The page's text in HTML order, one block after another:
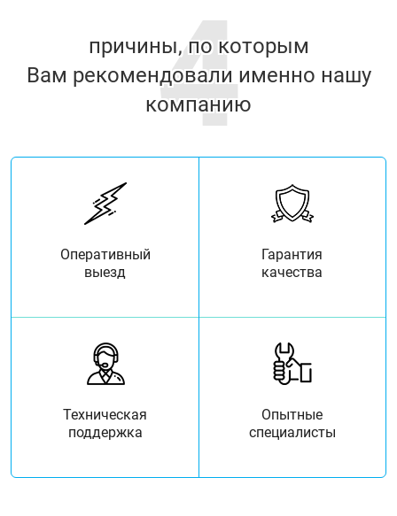
4
причины, по которым
Вам рекомендовали именно нашу
компанию
Оперативный
выезд
Гарантия
качества
Техническая
поддержка
Опытные
специалисты